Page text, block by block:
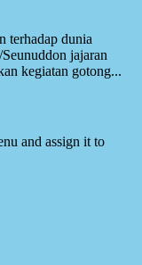
terhadap dunia
jajaran
kegiatan gotong...
and assign it to